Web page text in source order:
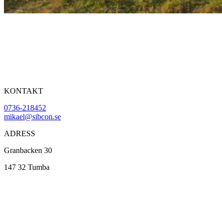
KONTAKT
0736-218452
mikael@sibcon.se
ADRESS
Granbacken 30
147 32 Tumba